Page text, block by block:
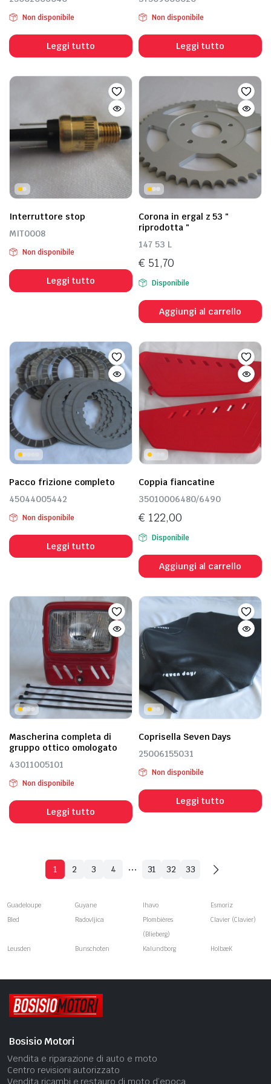
Non disponibile
Leggi tutto
Non disponibile
Leggi tutto
Interruttore stop
MIT0008
Non disponibile
Leggi tutto
Corona in ergal z 53 "
riprodotta "
147 53 L
€ 51,70
Disponibile
Aggiungi al carrello
Pacco frizione completo
45044005442
Non disponibile
Leggi tutto
Coppia fiancatine
35010006480/6490
€ 122,00
Disponibile
Aggiungi al carrello
Mascherina completa di
gruppo ottico omologato
43011005101
Non disponibile
Leggi tutto
Coprisella Seven Days
25006155031
Non disponibile
Leggi tutto
1 2 3 4 … 31 32 33
Guadeloupe Guyane Ihavo
Esmoriz
Bled
Radovljica
Plombières
(Blieberg)
Clavier (Clavier)
Leusden Bunschoten Kalundborg HolbæK
Bosisio Motori
Vendita e riparazione di auto e moto
Centro revisioni autorizzato
Vendita ricambi e restauro di moto d’epoca